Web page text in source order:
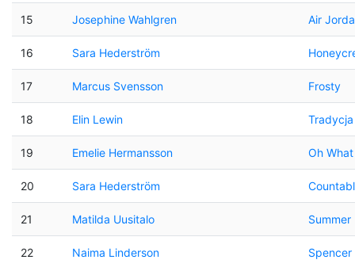
15 Josephine Wahlgren Air
16 Sara Hederström
17 Marcus Svensson Frosty
18 Elin Lewin Tradycja
19 Emelie Hermansson Oh
20 Sara Hederström
21 Matilda Uusitalo Summer
22 Naima Linderson Spencer